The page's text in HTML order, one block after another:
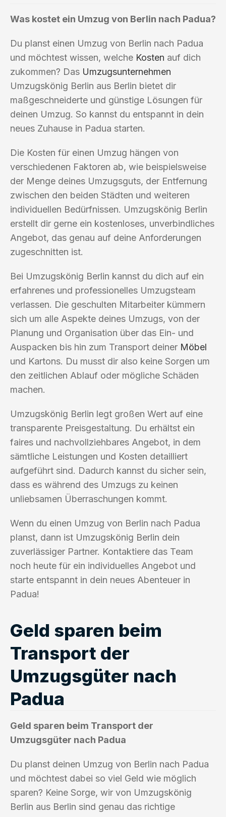
Was kostet ein Umzug von Berlin nach Padua?
Du planst einen Umzug von Berlin nach Padua
und möchtest wissen, welche Kosten auf dich
zukommen? Das Umzugsunternehmen
Umzugskönig Berlin aus Berlin bietet dir
maßgeschneiderte und günstige Lösungen für
deinen Umzug. So kannst du entspannt in dein
neues Zuhause in Padua starten.
Die Kosten für einen Umzug hängen von
verschiedenen Faktoren ab, wie beispielsweise
der Menge deines Umzugsguts, der Entfernung
zwischen den beiden Städten und weiteren
individuellen Bedürfnissen. Umzugskönig Berlin
erstellt dir gerne ein kostenloses, unverbindliches
Angebot, das genau auf deine Anforderungen
zugeschnitten ist.
Bei Umzugskönig Berlin kannst du dich auf ein
erfahrenes und professionelles Umzugsteam
verlassen. Die geschulten Mitarbeiter kümmern
sich um alle Aspekte deines Umzugs, von der
Planung und Organisation über das Ein- und
Auspacken bis hin zum Transport deiner Möbel
und Kartons. Du musst dir also keine Sorgen um
den zeitlichen Ablauf oder mögliche Schäden
machen.
Umzugskönig Berlin legt großen Wert auf eine
transparente Preisgestaltung. Du erhältst ein
faires und nachvollziehbares Angebot, in dem
sämtliche Leistungen und Kosten detailliert
aufgeführt sind. Dadurch kannst du sicher sein,
dass es während des Umzugs zu keinen
unliebsamen Überraschungen kommt.
Wenn du einen Umzug von Berlin nach Padua
planst, dann ist Umzugskönig Berlin dein
zuverlässiger Partner. Kontaktiere das Team
noch heute für ein individuelles Angebot und
starte entspannt in dein neues Abenteuer in
Padua!
Geld sparen beim
Transport der
Umzugsgüter nach
Padua
Geld sparen beim Transport der
Umzugsgüter nach Padua
Du planst deinen Umzug von Berlin nach Padua
und möchtest dabei so viel Geld wie möglich
sparen? Keine Sorge, wir von Umzugskönig
Berlin aus Berlin sind genau das richtige